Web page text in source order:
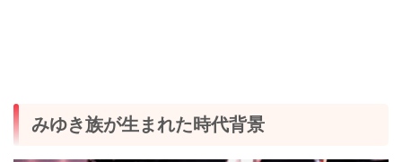
みゆき族が生まれた時代背景